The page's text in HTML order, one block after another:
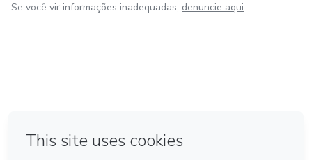
Se você vir informações inadequadas, denuncie aqui
Feito com ❤ na Cidade do México